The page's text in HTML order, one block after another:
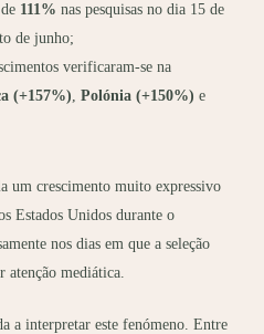
111% nas pesquisas no dia 15 de
de junho;
verificaram-se na
(+157%), Polónia (+150%) e
um crescimento muito expressivo
Estados Unidos durante o
nos dias em que a seleção
atenção mediática.
a interpretar este fenómeno. Entre